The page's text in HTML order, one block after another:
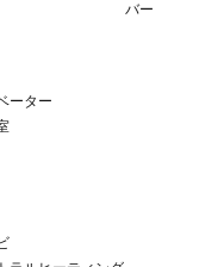
バー
ーター